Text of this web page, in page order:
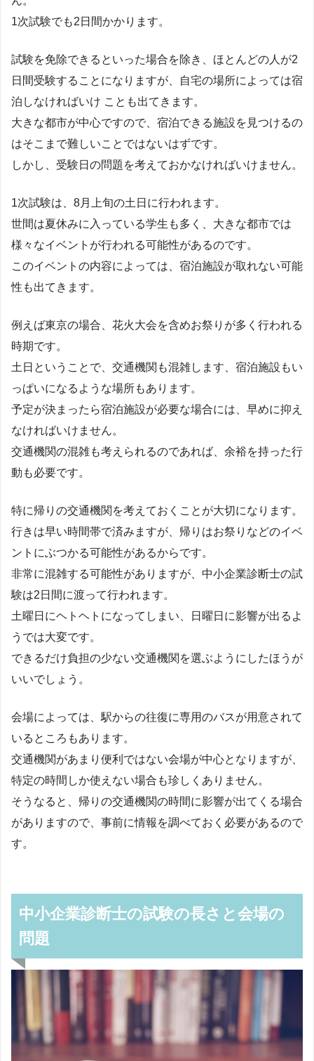
1次試験でも2日間かかります。
試験を免除できるといった場合を除き、ほとんどの人が2
日間受験することになりますが、自宅の場所によっては宿
泊しなければいけ ことも出てきます。
大きな都市が中心ですので、宿泊できる施設を見つけるの
はそこまで難しいことではないはずです。
しかし、受験日の問題を考えておかなければいけません。
1次試験は、8月上旬の土日に行われます。
世間は夏休みに入っている学生も多く、大きな都市では
様々なイベントが行われる可能性があるのです。
このイベントの内容によっては、宿泊施設が取れない可能
性も出てきます。
例えば東京の場合、花火大会を含めお祭りが多く行われる
時期です。
土日ということで、交通機関も混雑します、宿泊施設もい
っぱいになるような場所もあります。
予定が決まったら宿泊施設が必要な場合には、早めに抑え
なければいけません。
交通機関の混雑も考えられるのであれば、余裕を持った行
動も必要です。
特に帰りの交通機関を考えておくことが大切になります。
行きは早い時間帯で済みますが、帰りはお祭りなどのイベ
ントにぶつかる可能性があるからです。
非常に混雑する可能性がありますが、中小企業診断士の試
験は2日間に渡って行われます。
土曜日にヘトヘトになってしまい、日曜日に影響が出るよ
うでは大変です。
できるだけ負担の少ない交通機関を選ぶようにしたほうが
いいでしょう。
会場によっては、駅からの往復に専用のバスが用意されて
いるところもあります。
交通機関があまり便利ではない会場が中心となりますが、
特定の時間しか使えない場合も珍しくありません。
そうなると、帰りの交通機関の時間に影響が出てくる場合
がありますので、事前に情報を調べておく必要があるので
す。
中小企業診断士の試験の長さと会場の
問題